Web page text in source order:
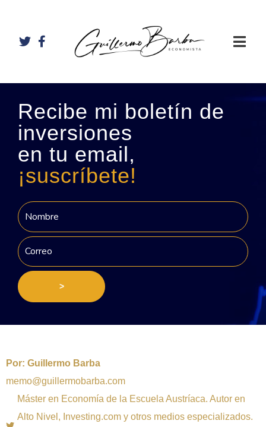
Recibe mi boletín de
inversiones
en tu email,
¡suscríbete!
>
Por: Guillermo Barba
memo@guillermobarba.com
Máster en Economía de la Escuela Austríaca. Autor en
Alto Nivel, Investing.com y otros medios especializados.